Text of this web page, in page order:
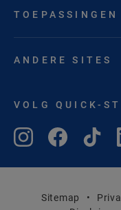
TOEPASSINGEN
ANDERE SITES
VOLG QUICK-
Sitemap